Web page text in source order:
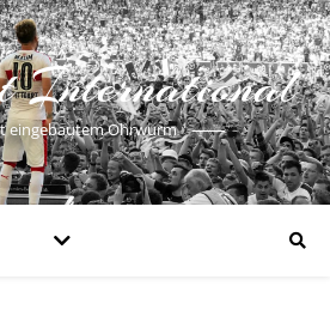
International
eingebautem Ohrwurm